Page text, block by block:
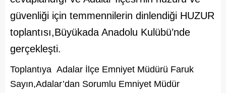
güvenliği için temmennilerin dinlendiği HUZUR
toplantısı,Büyükada Anadolu Kulübü’nde
gerçekleşti.
Toplantıya Adalar İlçe Emniyet Müdürü Faruk
Sayın,Adalar’dan Sorumlu Emniyet Müdür